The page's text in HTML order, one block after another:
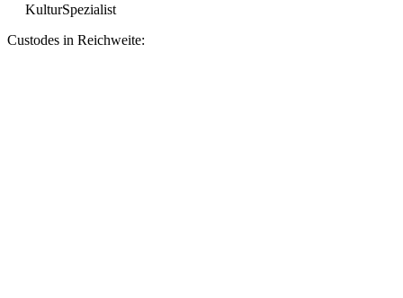
KulturSpezialist
Custodes in Reichweite: